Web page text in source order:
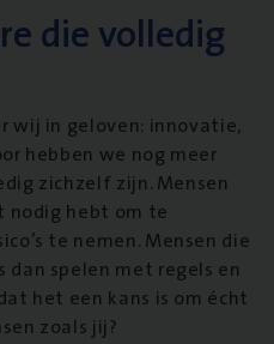
die volledig
wij in geloven: innovatie,
hebben we nog meer
zichzelf zijn. Mensen
hebt om te
te nemen. Mensen die
spelen met regels en
het een kans is om écht
zoals jij?